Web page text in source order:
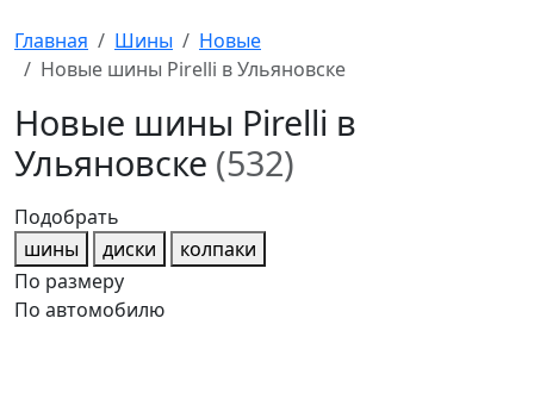
Главная Шины
Новые
Новые шины Pirelli в Ульяновске
Новые шины Pirelli в
Ульяновске (532)
Подобрать
шины
диски
колпаки
По размеру
По автомобилю